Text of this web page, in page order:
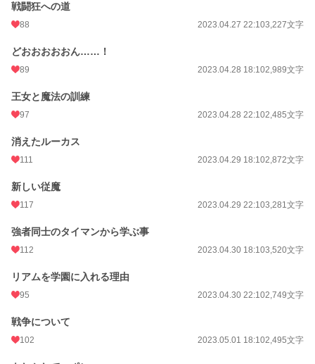
戦闘狂への道
88 2023.04.27 22:103,227文字
どおおおおおん……！
89 2023.04.28 18:102,989文字
王女と魔法の訓練
97 2023.04.28 22:102,485文字
消えたルーカス
111 2023.04.29 18:102,872文字
新しい従魔
117 2023.04.29 22:103,281文字
強者同士のタイマンから学ぶ事
112 2023.04.30 18:103,520文字
リアムを学園に入れる理由
95 2023.04.30 22:102,749文字
戦争について
102 2023.05.01 18:102,495文字